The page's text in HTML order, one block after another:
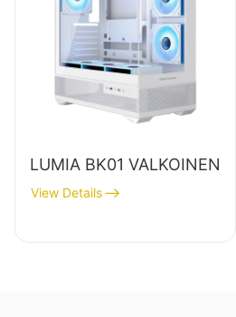
LUMIA BK01 VALKOINEN
View Details